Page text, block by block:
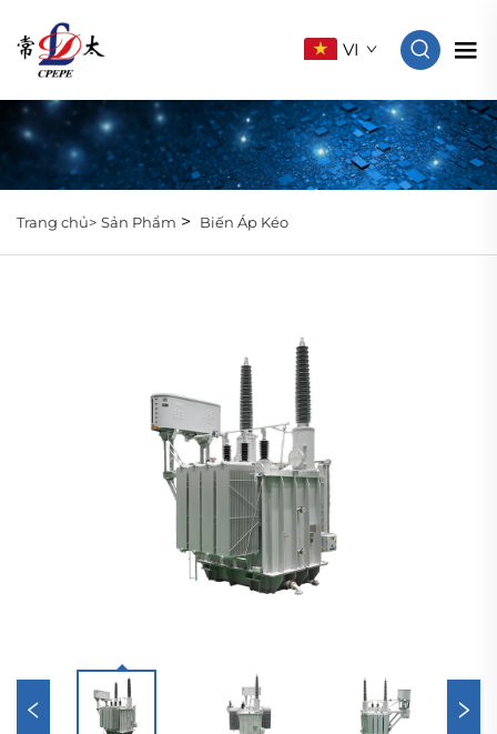
VI
Trang chủ> Sản Phẩm > Biến Áp Kéo